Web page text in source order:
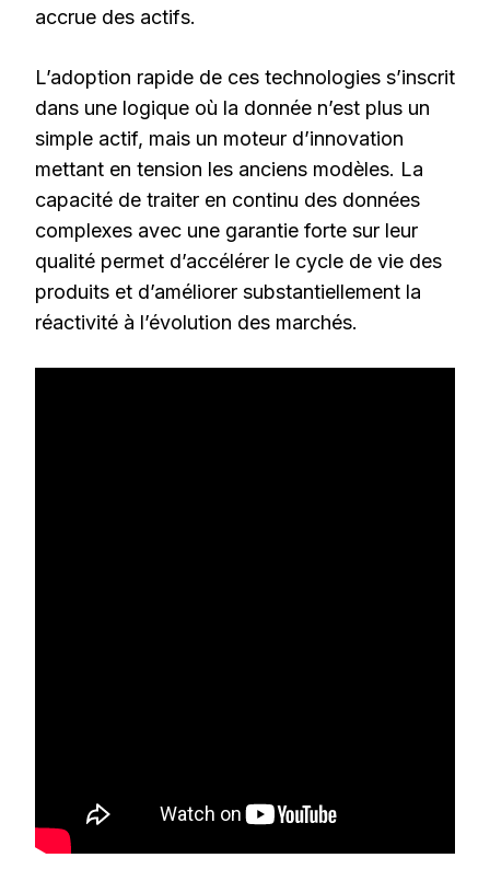
accrue des actifs.
L’adoption rapide de ces technologies s’inscrit
dans une logique où la donnée n’est plus un
simple actif, mais un moteur d’innovation
mettant en tension les anciens modèles. La
capacité de traiter en continu des données
complexes avec une garantie forte sur leur
qualité permet d’accélérer le cycle de vie des
produits et d’améliorer substantiellement la
réactivité à l’évolution des marchés.